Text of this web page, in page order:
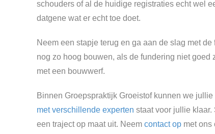
schouders of al de huidige registraties echt wel
datgene wat er echt toe doet.
Neem een stapje terug en ga aan de slag met
nog zo hoog bouwen, als de fundering niet goed
met een bouwwerf.
Binnen Groepspraktijk Groeistof kunnen we
met verschillende experten staat voor jullie
een traject op maat uit. Neem contact opmet ons